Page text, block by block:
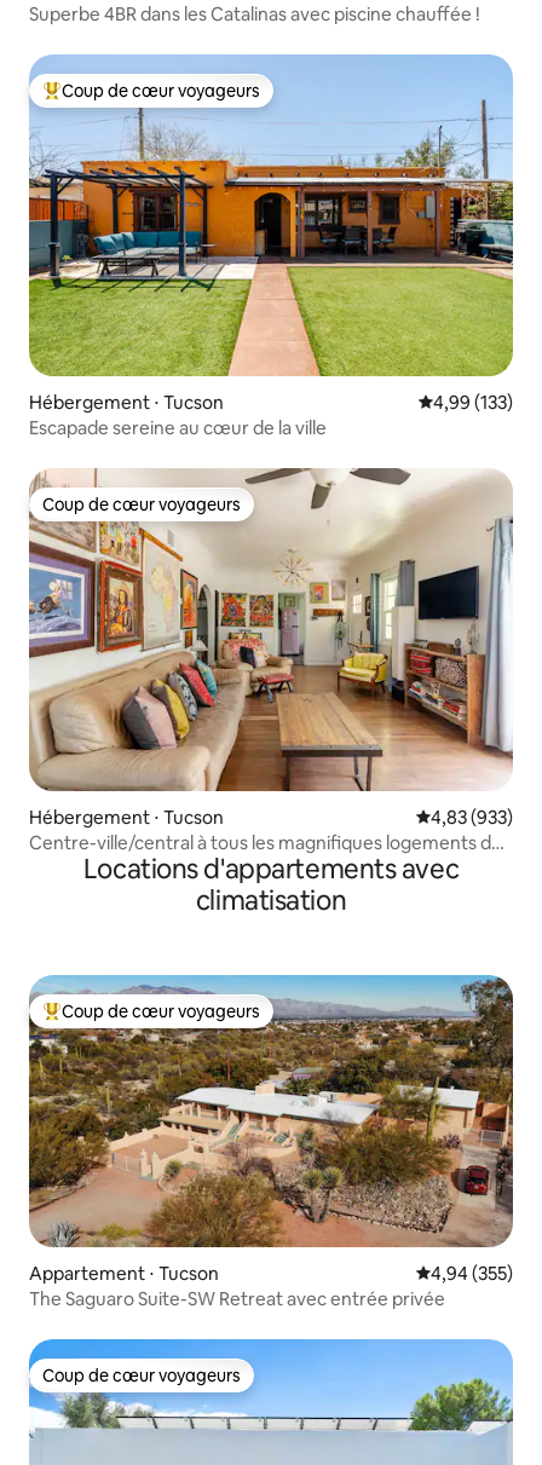
Superbe 4BR dans les Catalinas avec piscine chauffée !
Coups de cœur voyageurs les plus appréciés
Coup de cœur voyageurs
Hébergement ⋅ Tucson Évaluation
4,99 (133)
Escapade sereine au cœur de la ville
Coup de cœur voyageurs
Coup de cœur voyageurs
Hébergement ⋅ Tucson Évaluation
4,83 (933)
Centre-ville/central à tous les magnifiques logements de
TucsonLocations d'appartements avec
climatisation
Coups de cœur voyageurs les plus appréciés
Coup de cœur voyageurs
Appartement ⋅ Tucson Évaluation
4,94 (355)
The Saguaro Suite-SW Retreat avec entrée privée
Coup de cœur voyageurs
Coup de cœur voyageurs